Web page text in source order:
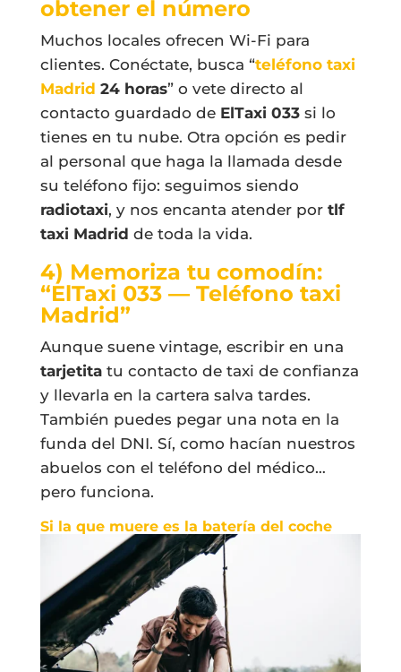
obtener el número
Muchos locales ofrecen Wi-Fi para
clientes. Conéctate, busca “teléfono taxi
Madrid 24 horas” o vete directo al
contacto guardado de ElTaxi 033si lo
tienes en tu nube. Otra opción es pedir
al personal que haga la llamada desde
su teléfono fijo: seguimos siendo
radiotaxi, y nos encanta atender por tlf
taxi Madrid de toda la vida.
4) Memoriza tu comodín:
“ElTaxi 033 — Teléfono taxi
Madrid”
Aunque suene vintage, escribir en una
tarjetitatu contacto de taxi de confianza
y llevarla en la cartera salva tardes.
También puedes pegar una nota en la
funda del DNI. Sí, como hacían nuestros
abuelos con el teléfono del médico…
pero funciona.
Si la que muere es la batería del coche